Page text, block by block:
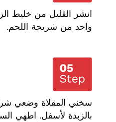
انشر القليل من خليط
واحد من شريحة اللحم.
سخني المقلاة وضعي
بالزبدة لأسفل. اطهي